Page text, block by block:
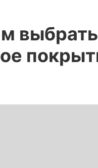
выбрать